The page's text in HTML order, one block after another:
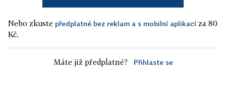
Nebo zkuste předplatné bez reklam a s mobilní aplikací za 80
Kč.
Máte již předplatné? Přihlaste se